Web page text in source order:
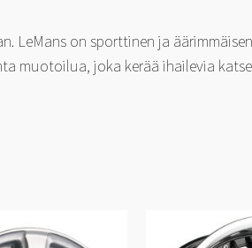
LeMans on sporttinen ja
muotoilua, joka kerää ihailevia